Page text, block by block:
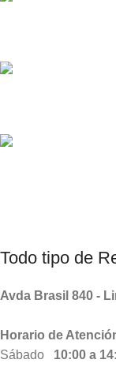
Todo tipo de
Avda Brasil 840 -
Horario de
Sábado 10:00 a